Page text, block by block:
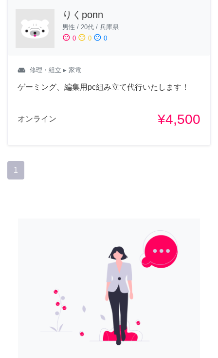
りくponn
男性 / 20代 / 兵庫県
sentiment_satisfied 0 sentiment_neutral 0 sentiment_dissatisfied 0
weekend 修理・組立 ▸ 家電
ゲーミング、編集用pc組み立て代行いたします！
オンライン ¥4,500
1